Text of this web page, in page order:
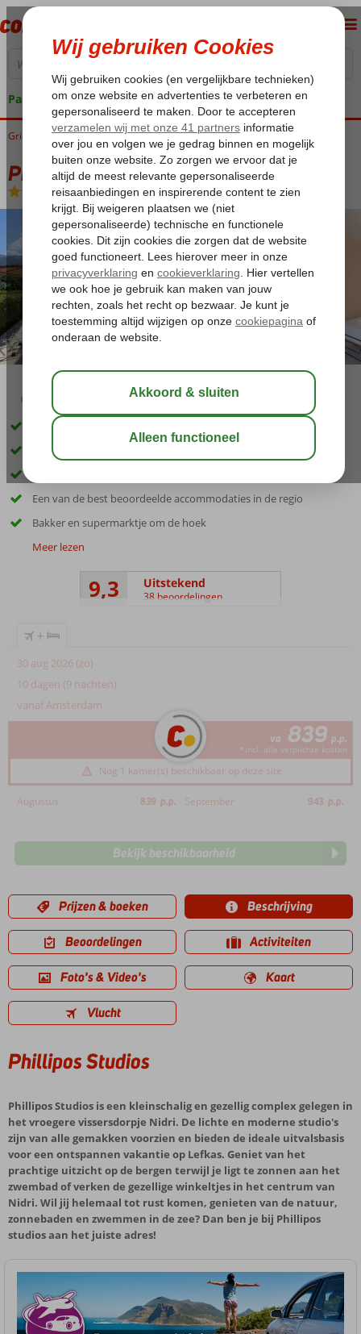
Pakketgarantie
Home
Griekenland Lefkas Nidri Phillipos Studios
Phillipos Studios
Logies-Appartement
03:30
Op loopafstand van het levendige centrum van Nidri
Uitstekend onderhouden en schone studio’s
Een van de best beoordeelde accommodaties in de regio
Bakker en supermarktje om de hoek
Meer lezen
9,3 Uitstekend
38 beoordelingen
+
30 aug 2026 (zo)
10 dagen (9 nachten)
vanaf Amsterdam
va 839 p.p.
*incl. alle verplichte kosten
Nog 1 kamer(s) beschikbaar op deze site
Augustus 839 p.p. September 943 p.p.
Bekijk beschikbaarheid
Prijzen & boeken Beschrijving
Beoordelingen Activiteiten
Foto's & Video's Kaart
Vlucht
Phillipos Studios
Phillipos Studios is een kleinschalig en gezellig complex gelegen in
het vroegere vissersdorpje Nidri. De lichte en moderne studio's
zijn van alle gemakken voorzien en bieden de ideale uitvalsbasis
voor een ontspannen vakantie op Lefkas. Geniet van het
prachtige uitzicht op de bergen terwijl je ligt te zonnen aan het
zwembad of verken de gezellige winkeltjes in het centrum van
Nidri. Wil jij helemaal tot rust komen, genieten van de natuur,
zonnebaden en zwemmen in de zee? Dan ben je bij Phillipos
studios aan het juiste adres!